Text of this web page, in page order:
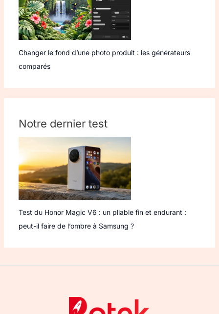
Changer le fond d’une photo produit : les générateurs
comparés
Notre dernier test
Test du Honor Magic V6 : un pliable fin et endurant :
peut-il faire de l’ombre à Samsung ?